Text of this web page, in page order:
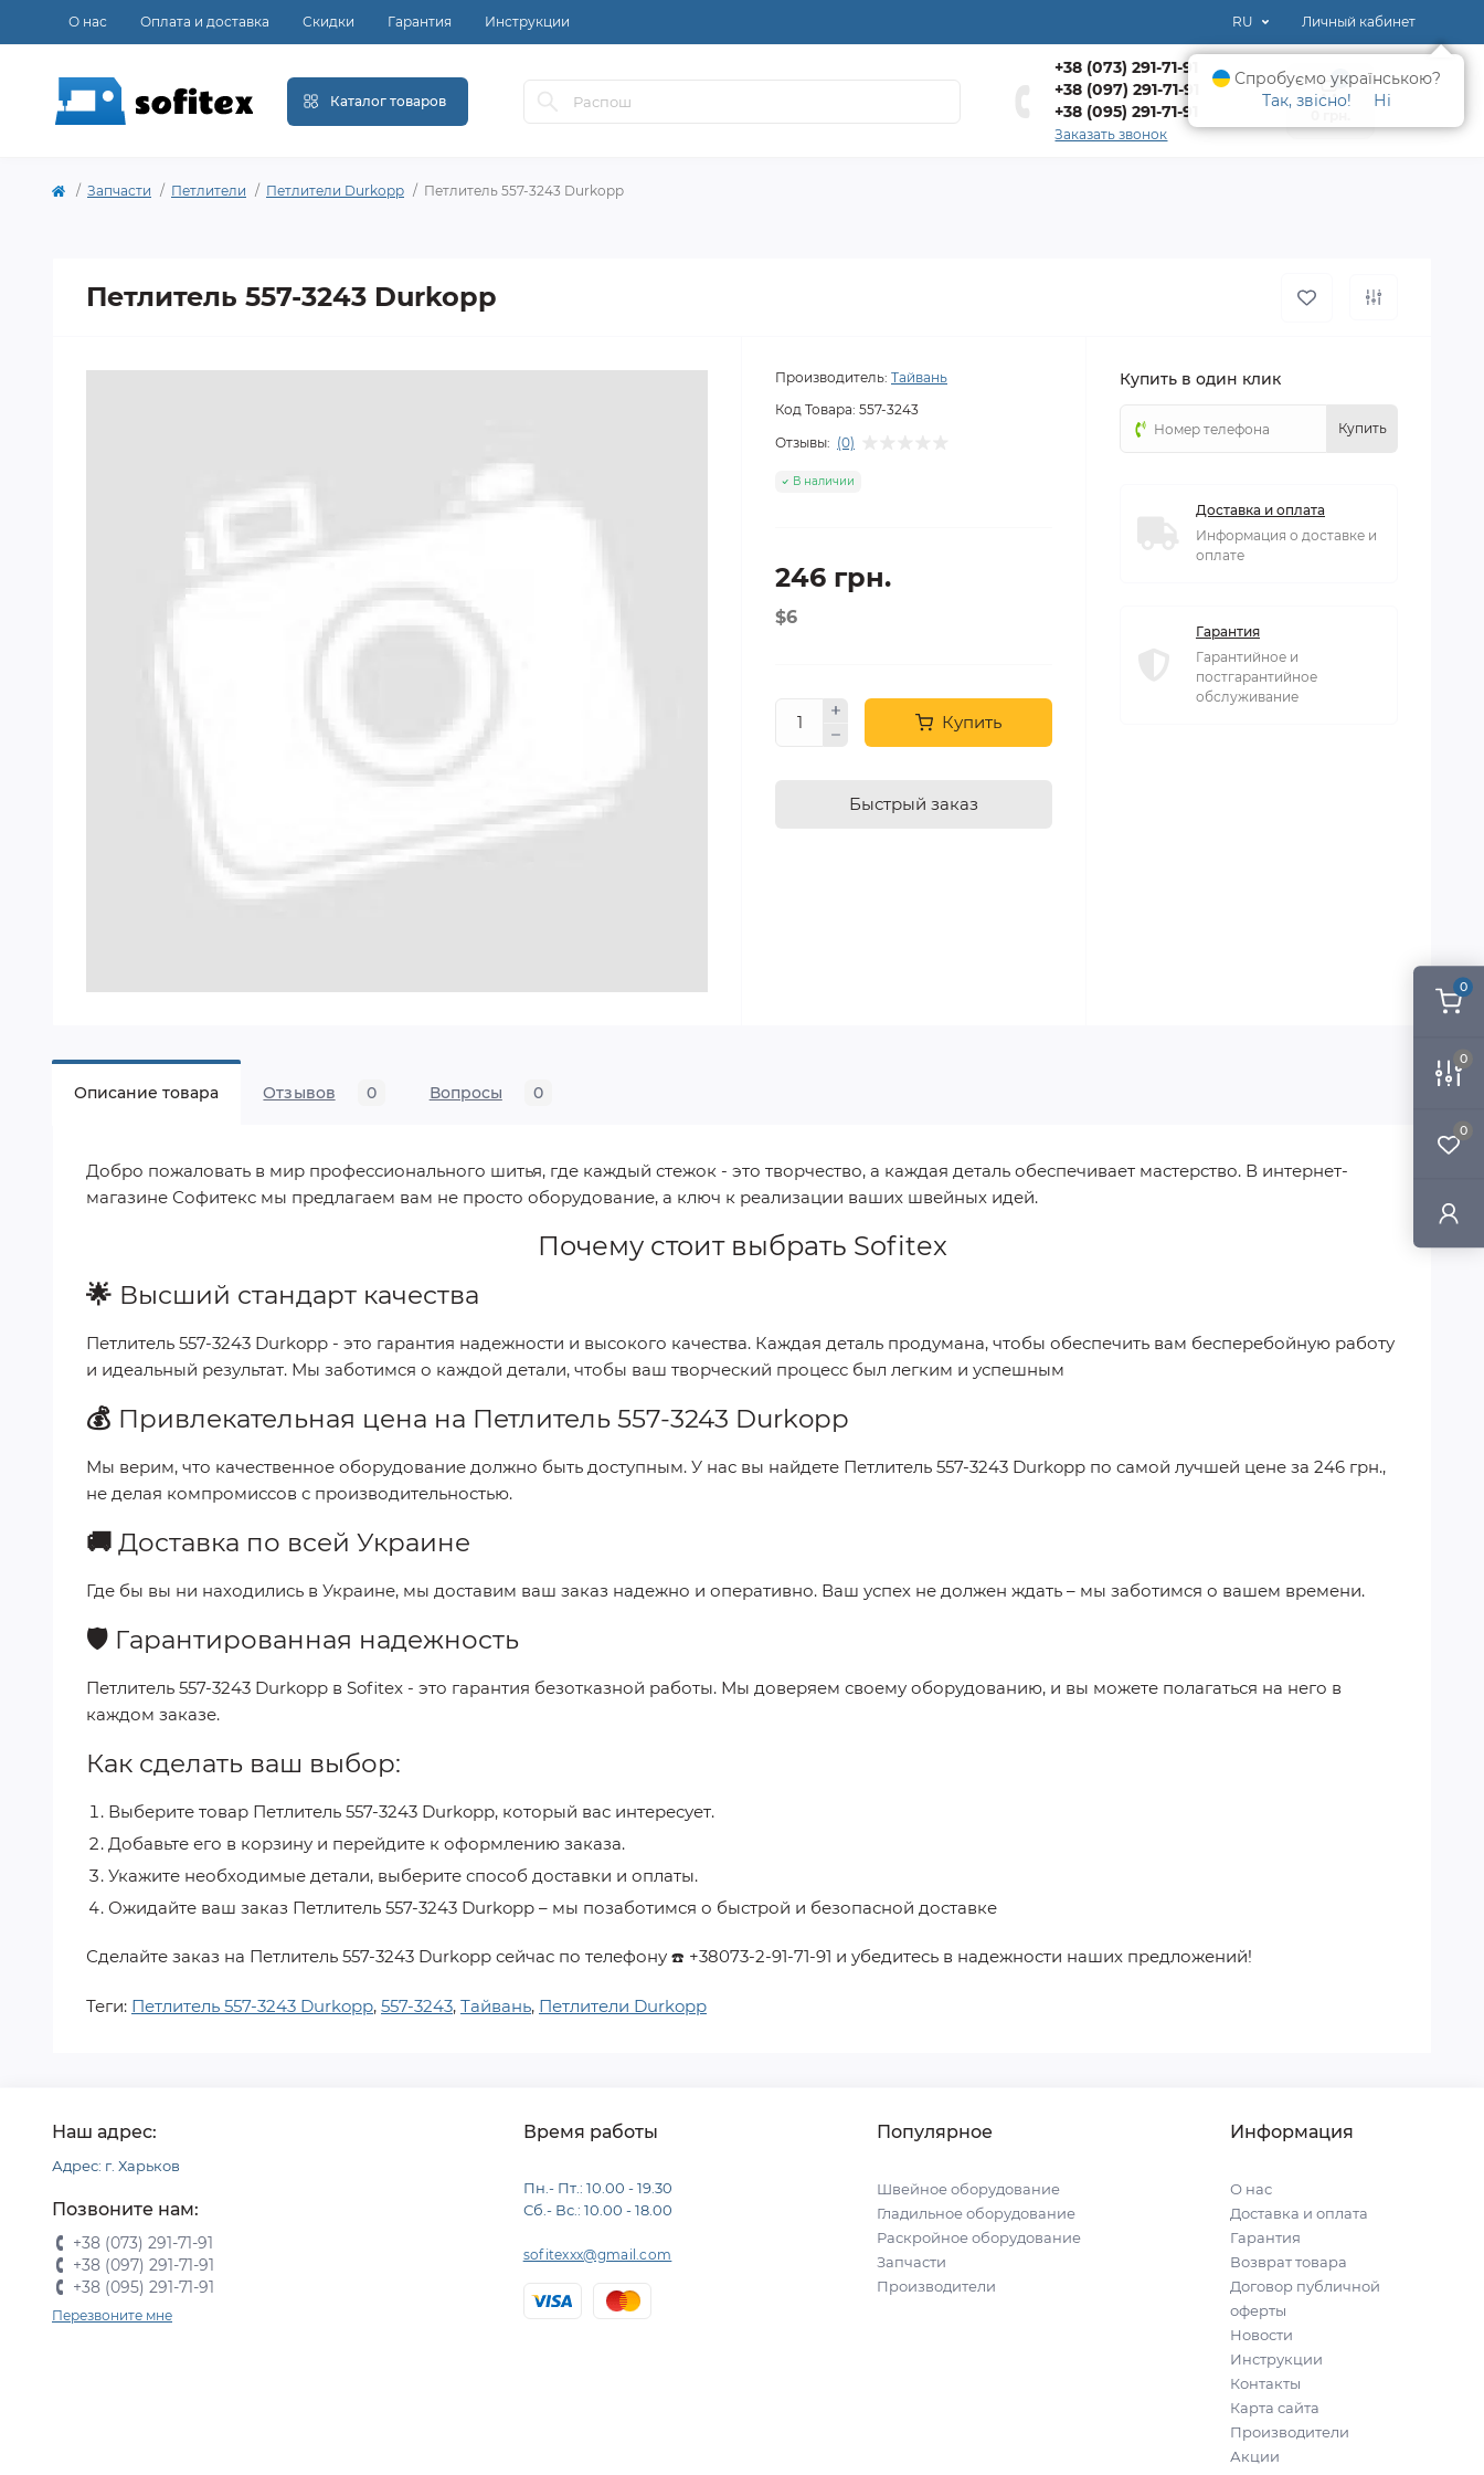
0
0
0
О нас Оплата и доставка Скидки Гарантия Инструкции RU Личный кабинет
Каталог товаров
+38 (073) 291-71-91
+38 (097) 291-71-91
+38 (095) 291-71-91
Заказать звонок
0
Запчасти Петлители Петлители Durkopp Петлитель 557-3243 Durkopp
Петлитель 557-3243 Durkopp
Производитель: Тайвань
Код Товара: 557-3243
Отзывы: (0)
В наличии
246 грн.
$6
Купить
Быстрый заказ
Купить в один клик
Купить
Доставка и оплата
Информация о доставке и
оплате
Гарантия
Гарантийное и
постгарантийное
обслуживание
Описание товара Отзывов 0 Вопросы 0
Добро пожаловать в мир профессионального шитья, где каждый стежок - это творчество, а каждая деталь обеспечивает мастерство. В интернет-
магазине Софитекс мы предлагаем вам не просто оборудование, а ключ к реализации ваших швейных идей.
Почему стоит выбрать Sofitex
🌟 Высший стандарт качества
Петлитель 557-3243 Durkopp - это гарантия надежности и высокого качества. Каждая деталь продумана, чтобы обеспечить вам бесперебойную работу
и идеальный результат. Мы заботимся о каждой детали, чтобы ваш творческий процесс был легким и успешным
💰 Привлекательная цена на Петлитель 557-3243 Durkopp
Мы верим, что качественное оборудование должно быть доступным. У нас вы найдете Петлитель 557-3243 Durkopp по самой лучшей цене за 246 грн.,
не делая компромиссов с производительностью.
🚚 Доставка по всей Украине
Где бы вы ни находились в Украине, мы доставим ваш заказ надежно и оперативно. Ваш успех не должен ждать – мы заботимся о вашем времени.
🛡️ Гарантированная надежность
Петлитель 557-3243 Durkopp в Sofitex - это гарантия безотказной работы. Мы доверяем своему оборудованию, и вы можете полагаться на него в
каждом заказе.
Как сделать ваш выбор:
Выберите товар Петлитель 557-3243 Durkopp, который вас интересует.
Добавьте его в корзину и перейдите к оформлению заказа.
Укажите необходимые детали, выберите способ доставки и оплаты.
Ожидайте ваш заказ Петлитель 557-3243 Durkopp – мы позаботимся о быстрой и безопасной доставке
Сделайте заказ на Петлитель 557-3243 Durkopp сейчас по телефону ☎️ +38073-2-91-71-91 и убедитесь в надежности наших предложений!
Теги: Петлитель 557-3243 Durkopp, 557-3243, Тайвань, Петлители Durkopp
Наш адрес:
Адрес: г. Харьков
Позвоните нам:
+38 (073) 291-71-91
+38 (097) 291-71-91
+38 (095) 291-71-91
Перезвоните мне
Время работы
Пн.- Пт.: 10.00 - 19.30
Сб.- Вс.: 10.00 - 18.00
sofitexxx@gmail.com
Популярное
Швейное оборудование
Гладильное оборудование
Раскройное оборудование
Запчасти
Производители
Информация
О нас
Доставка и оплата
Гарантия
Возврат товара
Договор публичной
оферты
Новости
Инструкции
Контакты
Карта сайта
Производители
Акции
Спробуємо українською?
Так, звісно!
Ні